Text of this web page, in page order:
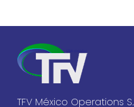
TFV México Operations